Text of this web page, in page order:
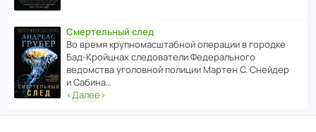
Смертельный след
Во время круп­но­мас­ш­та­бной операции в городке
Бад‑Крой­цнах следо­ва­тели Феде­раль­ного
ведомства уголо­вной полиции Мартен С. Снейдер
и Сабина…
‹Далее›